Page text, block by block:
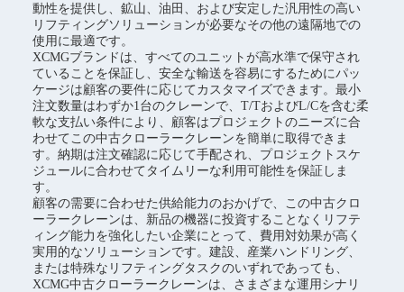
動性を提供し、鉱山、油田、および安定した汎用性の高い
リフティングソリューションが必要なその他の遠隔地での
使用に最適です。
XCMGブランドは、すべてのユニットが高水準で保守され
ていることを保証し、安全な輸送を容易にするためにパッ
ケージは顧客の要件に応じてカスタマイズできます。最小
注文数量はわずか1台のクレーンで、T/TおよびL/Cを含む柔
軟な支払い条件により、顧客はプロジェクトのニーズに合
わせてこの中古クローラークレーンを簡単に取得できま
す。納期は注文確認に応じて手配され、プロジェクトスケ
ジュールに合わせてタイムリーな利用可能性を保証しま
す。
顧客の需要に合わせた供給能力のおかげで、この中古クロ
ーラークレーンは、新品の機器に投資することなくリフテ
ィング能力を強化したい企業にとって、費用対効果が高く
実用的なソリューションです。建設、産業ハンドリング、
または特殊なリフティングタスクのいずれであっても、
XCMG中古クローラークレーンは、さまざまな運用シナリ